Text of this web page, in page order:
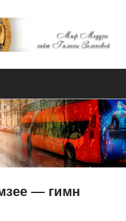
— гимн